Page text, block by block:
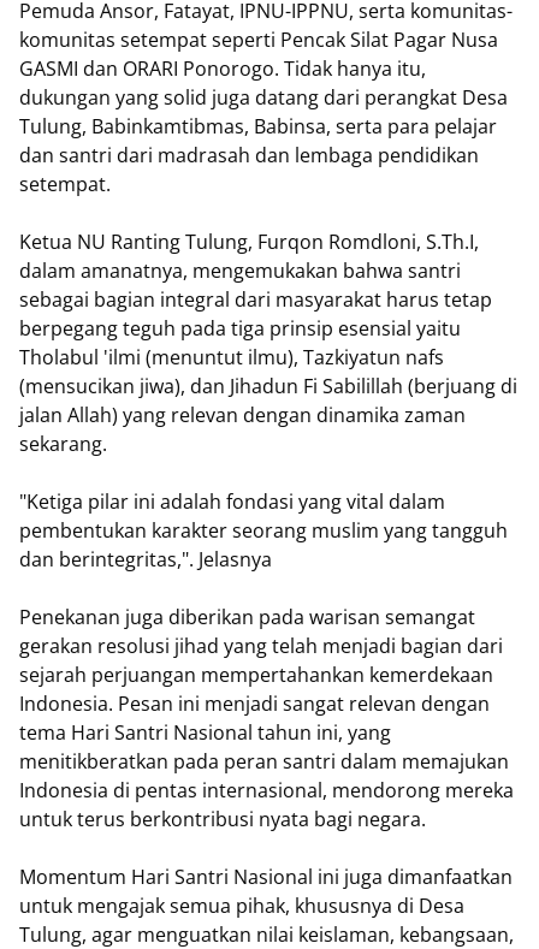
Pemuda Ansor, Fatayat, IPNU-IPPNU, serta komunitas-
komunitas setempat seperti Pencak Silat Pagar Nusa
GASMI dan ORARI Ponorogo. Tidak hanya itu,
dukungan yang solid juga datang dari perangkat Desa
Tulung, Babinkamtibmas, Babinsa, serta para pelajar
dan santri dari madrasah dan lembaga pendidikan
setempat.
Ketua NU Ranting Tulung, Furqon Romdloni, S.Th.I,
dalam amanatnya, mengemukakan bahwa santri
sebagai bagian integral dari masyarakat harus tetap
berpegang teguh pada tiga prinsip esensial yaitu
Tholabul 'ilmi (menuntut ilmu), Tazkiyatun nafs
(mensucikan jiwa), dan Jihadun Fi Sabilillah (berjuang di
jalan Allah) yang relevan dengan dinamika zaman
sekarang.
"Ketiga pilar ini adalah fondasi yang vital dalam
pembentukan karakter seorang muslim yang tangguh
dan berintegritas,". Jelasnya
Penekanan juga diberikan pada warisan semangat
gerakan resolusi jihad yang telah menjadi bagian dari
sejarah perjuangan mempertahankan kemerdekaan
Indonesia. Pesan ini menjadi sangat relevan dengan
tema Hari Santri Nasional tahun ini, yang
menitikberatkan pada peran santri dalam memajukan
Indonesia di pentas internasional, mendorong mereka
untuk terus berkontribusi nyata bagi negara.
Momentum Hari Santri Nasional ini juga dimanfaatkan
untuk mengajak semua pihak, khususnya di Desa
Tulung, agar menguatkan nilai keislaman, kebangsaan,